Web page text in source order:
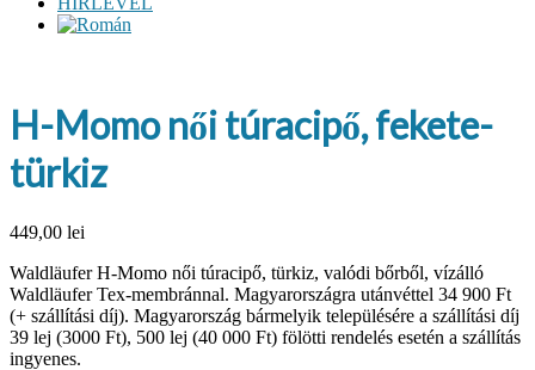
H-Momo női túracipő, fekete-
türkiz
449,00 lei
Waldläufer H-Momo női túracipő, türkiz, valódi bőrből, vízálló
Waldläufer Tex-membránnal. Magyarországra utánvéttel 34 900 Ft
(+ szállítási díj). Magyarország bármelyik településére a szállítási díj
39 lej (3000 Ft), 500 lej (40 000 Ft) fölötti rendelés esetén a szállítás
ingyenes.